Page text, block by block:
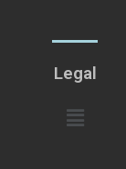
Legal
Menú